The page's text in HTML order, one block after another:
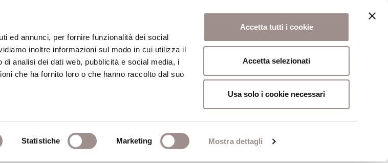
ed annunci, per fornire funzionalità dei social
inoltre informazioni sul modo in cui utilizza il
analisi dei dati web, pubblicità e social media, i
che ha fornito loro o che hanno raccolto dal suo
Statistiche Marketing Mostra dettagli
Accetta tutti i cookie
Accetta selezionati
Usa solo i cookie necessari
Centro Studi Religiosi Scuola Alti Studi